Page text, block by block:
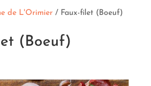
de L'Orimier/ Faux-filet (Boeuf)
(Boeuf)